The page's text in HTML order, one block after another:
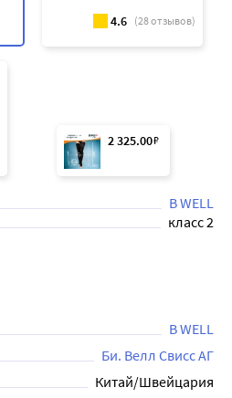
4.6 (28отзывов)
2 325.00₽
B WELL
класс 2
B WELL
Би. Велл Свисс АГ
Китай/Швейцария